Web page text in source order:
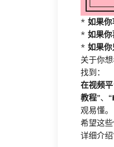
* 如果你
* 如果你
* 如果你
关于你
找到：
在视频
教程”、“
观易懂。
希望这
详细介绍